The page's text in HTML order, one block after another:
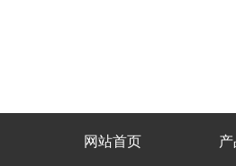
网站首页